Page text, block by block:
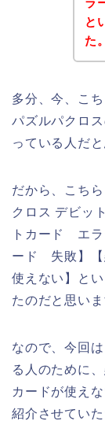
と
た。
多分、今、こ
パズルパクロ
っている人だと
だから、こち
クロス デビッ
トカード エラ
ード 失敗】【
使えない】と
たのだと思いま
なので、今回
る人のために
カードが使え
紹介させていた